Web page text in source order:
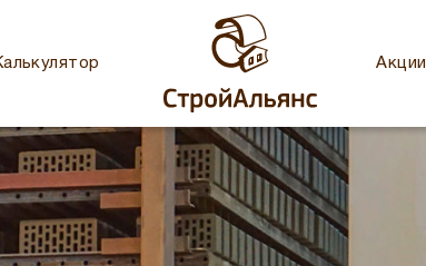
Акции